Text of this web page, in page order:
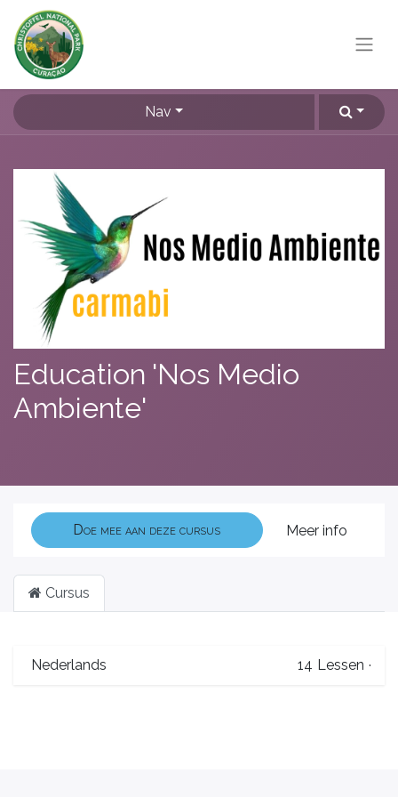
Nav
Education 'Nos Medio
Ambiente'
Doe mee aan deze cursus Meer info
Cursus
Nederlands 14 Lessen ·